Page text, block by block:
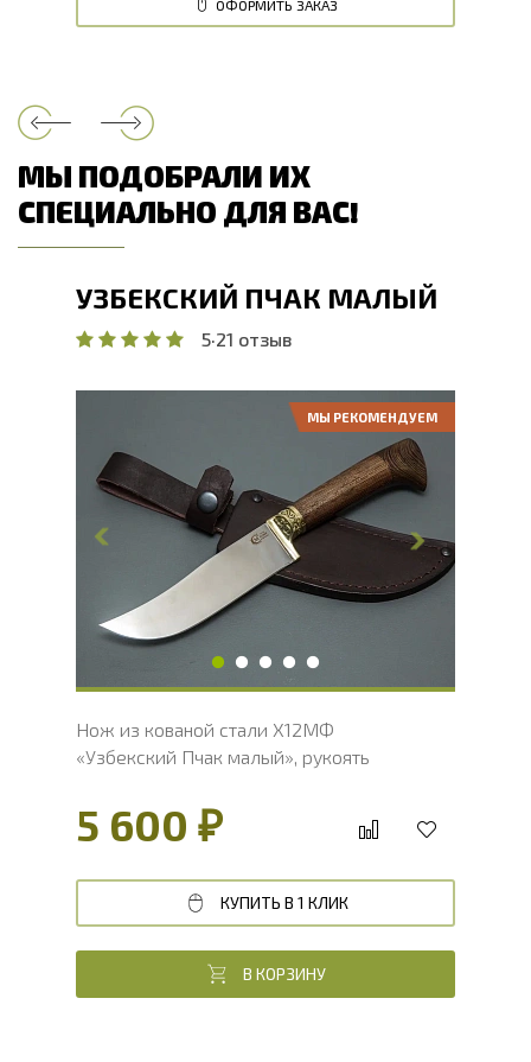
ОФОРМИТЬ ЗАКАЗ
МЫ ПОДОБРАЛИ ИХ
СПЕЦИАЛЬНО ДЛЯ ВАС!
УЗБЕКСКИЙ ПЧАК МАЛЫЙ
5·21 отзыв
Общая длина, мм
260
Длина клинка, мм
132
Ширина клинка, мм
37.6
Толщина обуха, мм
Ширина рукояти, мм
23.1
Длина рукояти, мм
128
Толщина рукояти, мм
19.4
Твердость клинка, HRC
МЫ РЕКОМЕНДУЕМ
Нож из кованой стали Х12МФ
«Узбекский Пчак малый», рукоять
5 600 ₽
КУПИТЬ В 1 КЛИК
В КОРЗИНУ